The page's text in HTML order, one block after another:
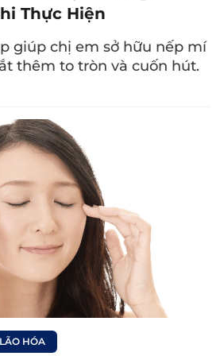
hiện phẫu thuật cắt mí,
điều chỉnh cơ nâng mí và
nếp mí mới.
dẫn cách chăm sóc mí mắt
tái khám để kiểm tra mí
Xem thêm:
Nên chữa sụp mí mắt
bằng Đông y không?
Liệu có an toàn?
mí bao nhiêu tiền?
Thực Hiện
giúp chị em sở hữu nếp mí
thêm to tròn và cuốn hút.
HÓA